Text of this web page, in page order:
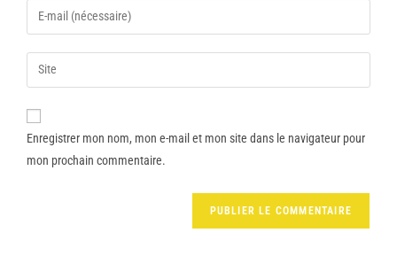
Enregistrer mon nom, mon e-mail et mon site dans le navigateur pour
mon prochain commentaire.